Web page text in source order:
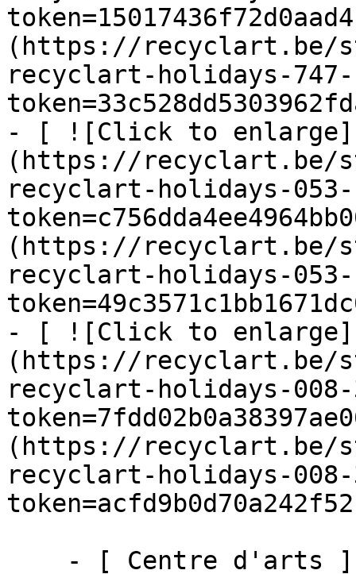
(https://recyclart.be/
recyclart-holidays-747-
- [ ![Click to enlarge]
(https://recyclart.be/
recyclart-holidays-053-
(https://recyclart.be/
recyclart-holidays-053-
- [ ![Click to enlarge]
(https://recyclart.be/
recyclart-holidays-008-
(https://recyclart.be/
recyclart-holidays-008-